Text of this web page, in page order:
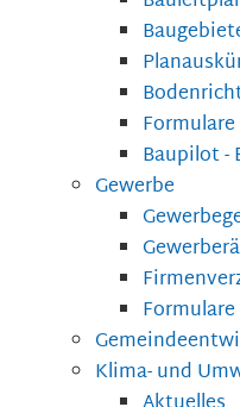
Formulare
Baupilot -
Gewerbe
Formulare
Klima- und